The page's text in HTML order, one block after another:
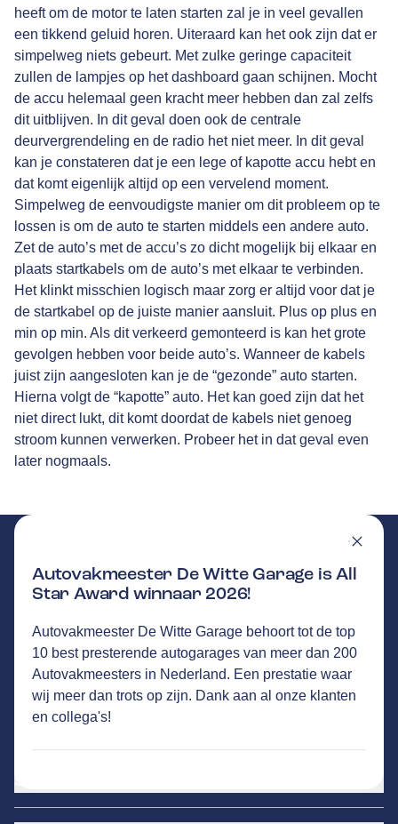
heeft om de motor te laten starten zal je in veel gevallen
een tikkend geluid horen. Uiteraard kan het ook zijn dat er
simpelweg niets gebeurt. Met zulke geringe capaciteit
zullen de lampjes op het dashboard gaan schijnen. Mocht
de accu helemaal geen kracht meer hebben dan zal zelfs
dit uitblijven. In dit geval doen ook de centrale
deurvergrendeling en de radio het niet meer. In dit geval
kan je constateren dat je een lege of kapotte accu hebt en
dat komt eigenlijk altijd op een vervelend moment.
Simpelweg de eenvoudigste manier om dit probleem op te
lossen is om de auto te starten middels een andere auto.
Zet de auto’s met de accu’s zo dicht mogelijk bij elkaar en
plaats startkabels om de auto’s met elkaar te verbinden.
Het klinkt misschien logisch maar zorg er altijd voor dat je
de startkabel op de juiste manier aansluit. Plus op plus en
min op min. Als dit verkeerd gemonteerd is kan het grote
gevolgen hebben voor beide auto’s. Wanneer de kabels
juist zijn aangesloten kan je de “gezonde” auto starten.
Hierna volgt de “kapotte” auto. Het kan goed zijn dat het
niet direct lukt, dit komt doordat de kabels niet genoeg
stroom kunnen verwerken. Probeer het in dat geval even
later nogmaals.
Autovakmeester De Witte Garage is All
Star Award winnaar 2026!
Autovakmeester De Witte Garage behoort tot de top
10 best presterende autogarages van meer dan 200
Autovakmeesters in Nederland. Een prestatie waar
wij meer dan trots op zijn. Dank aan al onze klanten
en collega's!
GA NAAR DE HOMEPAGINA
Route
Industrieweg Oost 4,6662 NEElst
44klanten waarderen Autovakmeester De Witte
Garage gemiddeld met een 9.7